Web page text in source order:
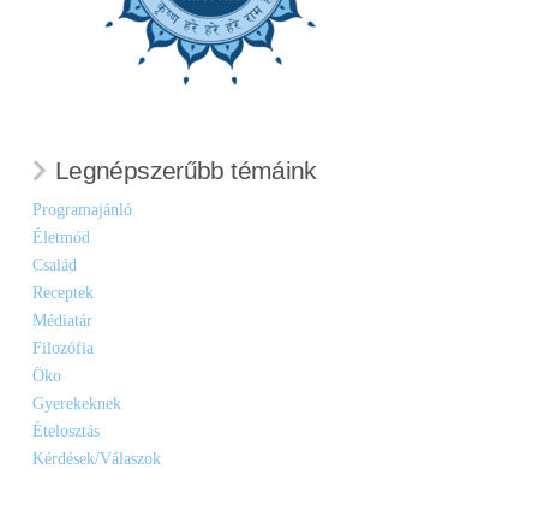
Legnépszerűbb témáink
Programajánló
Életmód
Család
Receptek
Médiatár
Filozófia
Öko
Gyerekeknek
Ételosztás
Kérdések/Válaszok